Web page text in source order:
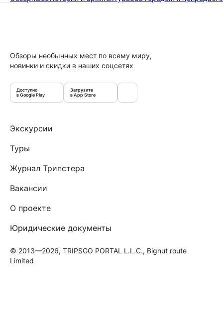
Обзоры необычных мест по всему миру,
новинки и скидки в наших соцсетях
Доступно
в Google Play
Загрузите
в App Store
Экскурсии
Туры
Журнал Трипстера
Вакансии
О проекте
Юридические документы
© 2013—2026, TRIPSGO PORTAL L.L.C., Bignut route
Limited